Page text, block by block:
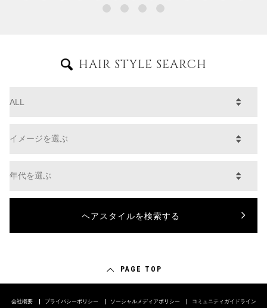
HAIR STYLE SEARCH
PAGE TOP
会社概要 プライバシーポリシー ソーシャルメディアポリシー コミュニティガイドライン